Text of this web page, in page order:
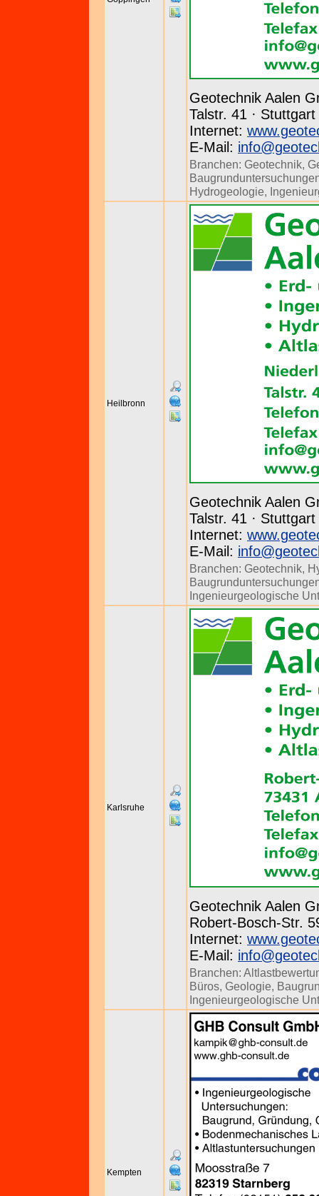
Geotechnik Aalen
Talstr. 41 ·
Internet:
E-Mail:
Branchen: Geotechnik,
Hydrogeologie,
Heilbronn
Geotechnik Aalen
Talstr. 41 ·
Internet:
E-Mail:
Branchen: Geotechnik,
Ingenieurgeologische
Karlsruhe
Geotechnik Aalen
Robert-Bosch-Str.
Internet:
E-Mail:
Branchen:
Büros, Geologie,
Ingenieurgeologische
Kempten